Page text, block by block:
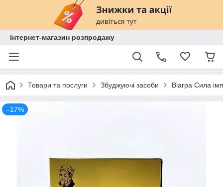
Інтернет-магазин розпродажу
Товари та послуги Збуджуючі засоби Віагра Сила
–17%